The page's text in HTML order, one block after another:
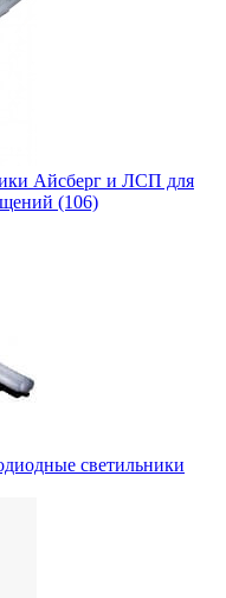
Айсберг и ЛСП для
(106)
светильники